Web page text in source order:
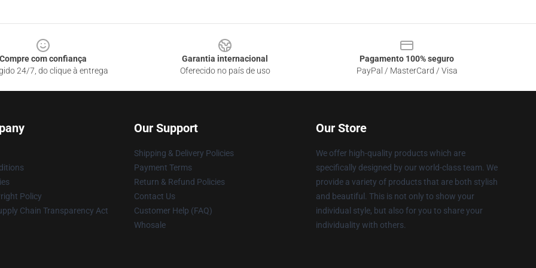
Compre com confiança
24/7, do clique à entrega
Garantia internacional
Oferecido no país de uso
Pagamento 100% seguro
PayPal / MasterCard / Visa
Policy
Chain Transparency Act
Our Support
Shipping & Delivery Policies
Payment Terms
Return & Refund Policies
Contact Us
Customer Help (FAQ)
Whosale
Our Store
We offer high-quality products which are
specifically designed by our world-class team. We
provide a variety of products that are both stylish
and beautiful. This is not only to show your
individual style, but also for you to share your
individuality with others.